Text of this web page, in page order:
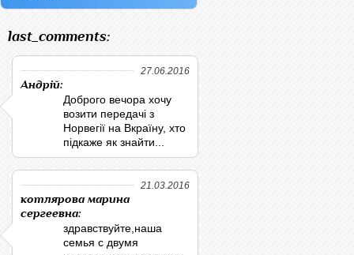
last_comments:
27.06.2016
Андрій:
Доброго вечора хочу
возити передачі з
Норвегії на Вкраїну, хто
підкаже як знайти...
21.03.2016
котлярова марина
сергеевна:
здравствуйте,наша
семья с двумя